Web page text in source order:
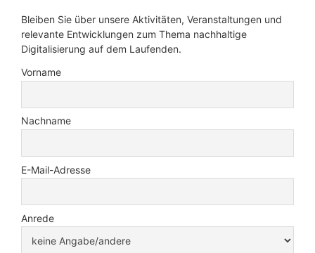
Bleiben Sie über unsere Aktivitäten, Veranstaltungen und
relevante Entwicklungen zum Thema nachhaltige
Digitalisierung auf dem Laufenden.
Vorname
Nachname
E-Mail-Adresse
Anrede